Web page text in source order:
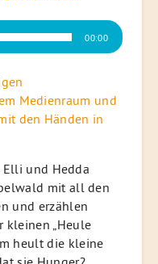
00:00
Elli und Hedda
mit all den
und erzählen
kleinen „Heule
heult die kleine